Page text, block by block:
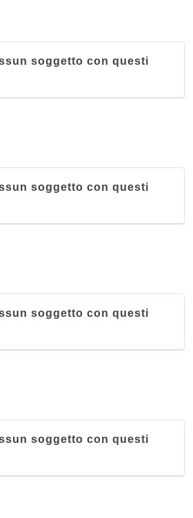
soggetto con questi
soggetto con questi
soggetto con questi
soggetto con questi